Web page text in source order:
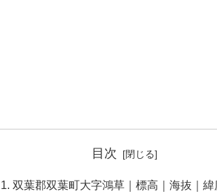
目次
双葉郡双葉町大字鴻草｜標高｜海抜｜緯